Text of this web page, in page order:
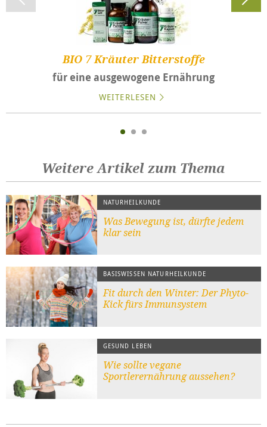
BIO 7 Kräuter Bitterstoffe
für eine ausgewogene Ernährung
WEITERLESEN
Weitere Artikel zum Thema
NATURHEILKUNDE
Was Bewegung ist, dürfte jedem
klar sein
BASISWISSEN NATURHEILKUNDE
Fit durch den Winter: Der Phyto-
Kick fürs Immunsystem
GESUND LEBEN
Wie sollte vegane
Sportlerernährung aussehen?